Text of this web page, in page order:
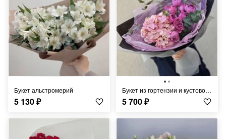
Букет альстромерий
5 130₽
букет из гортензии и кустовой розы
5 700₽